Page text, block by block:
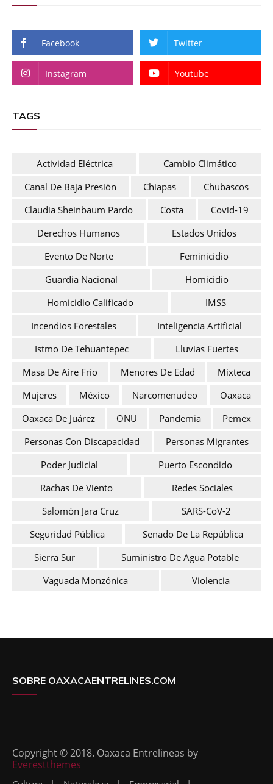
Facebook Twitter
Instagram Youtube
TAGS
Actividad Eléctrica
Cambio Climático
Canal De Baja Presión
Chiapas
Chubascos
Claudia Sheinbaum Pardo
Costa
Covid-19
Derechos Humanos
Estados Unidos
Evento De Norte
Feminicidio
Guardia Nacional
Homicidio
Homicidio Calificado
IMSS
Incendios Forestales
Inteligencia Artificial
Istmo De Tehuantepec
Lluvias Fuertes
Masa De Aire Frío
Menores De Edad
Mixteca
Mujeres
México Narcomenudeo
Oaxaca
Oaxaca De Juárez
ONU Pandemia
Pemex
Personas Con Discapacidad
Personas Migrantes
Poder Judicial
Puerto Escondido
Rachas De Viento
Redes Sociales
Salomón Jara Cruz
SARS-CoV-2
Seguridad Pública
Senado De La República
Sierra Sur
Suministro De Agua Potable
Vaguada Monzónica
Violencia
SOBRE OAXACAENTRELINES.COM
Copyright © 2018. Oaxaca Entrelineas by
Everestthemes